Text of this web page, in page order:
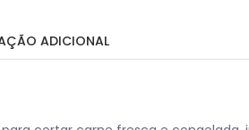
ADICIONAL